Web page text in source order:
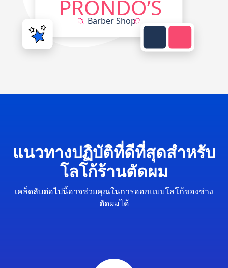
แนวทางปฏิบัติที่ดีที่สุดสำหรับ
โลโก้ร้านตัดผม
เคล็ดลับต่อไปนี้อาจช่วยคุณในการออกแบบโลโก้ของช่าง
ตัดผมได้